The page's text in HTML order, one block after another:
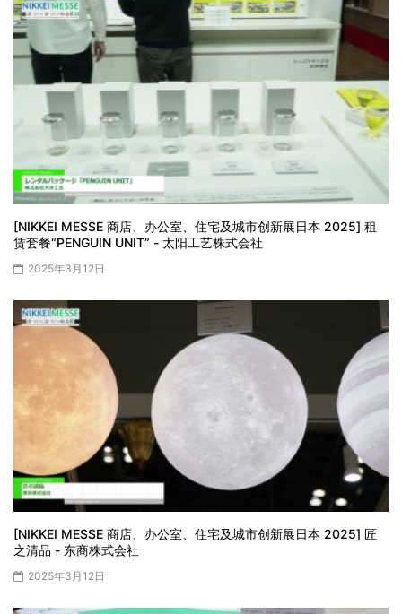
[NIKKEI MESSE 商店、办公室、住宅及城市创新展日本 2025] 租
赁套餐“PENGUIN UNIT” - 太阳工艺株式会社
2025年3月12日
[NIKKEI MESSE 商店、办公室、住宅及城市创新展日本 2025] 匠
之清品 - 东商株式会社
2025年3月12日